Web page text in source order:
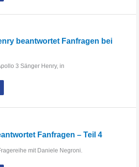
beantwortet Fanfragen bei
3 Sänger Henry, in
Fanfragen – Teil 4
mit Daniele Negroni.